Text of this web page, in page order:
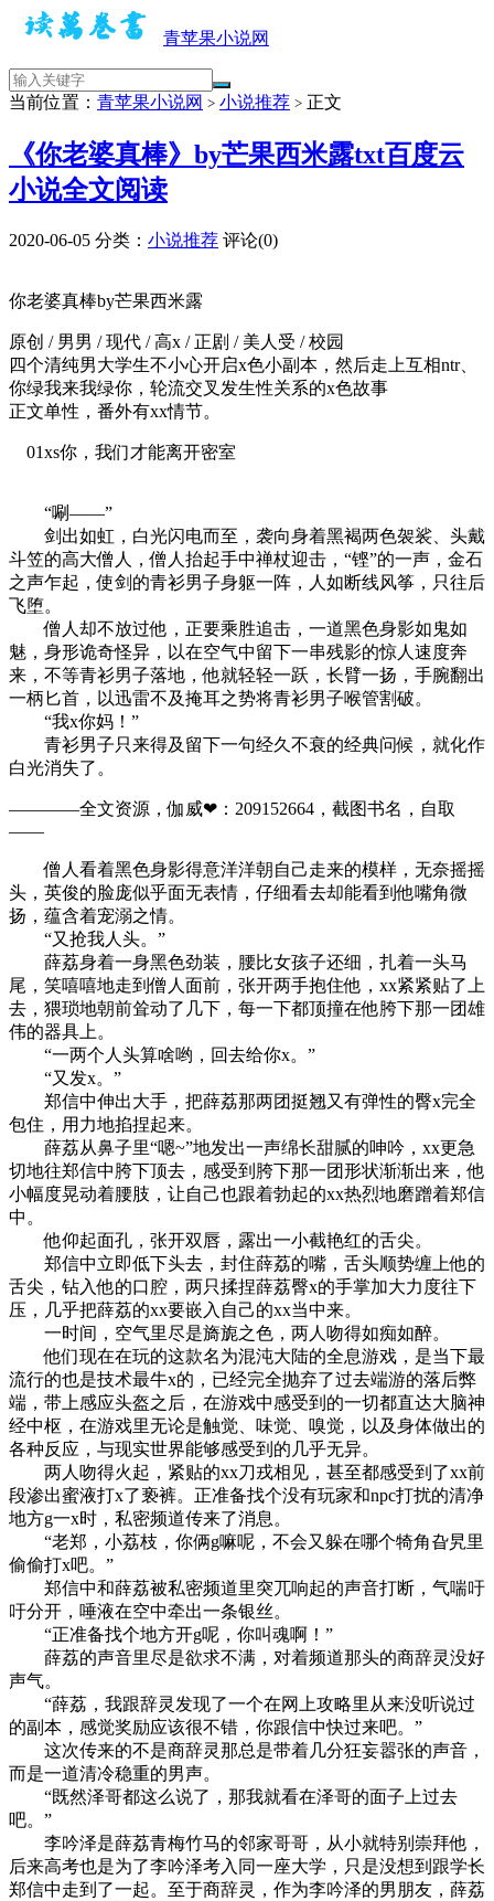
青苹果小说网
当前位置： 青苹果小说网 > 小说推荐 > 正文
《你老婆真棒》by芒果西米露txt百度云
小说全文阅读
2020-06-05 分类： 小说推荐 评论(0)
你老婆真棒by芒果西米露
原创 / 男男 / 现代 / 高x / 正剧 / 美人受 / 校园
四个清纯男大学生不小心开启x色小副本，然后走上互相ntr、
你绿我来我绿你，轮流交叉发生性关系的x色故事
正文单性，番外有xx情节。
01xs你，我们才能离开密室
“唰——”
剑出如虹，白光闪电而至，袭向身着黑褐两色袈裟、头戴
斗笠的高大僧人，僧人抬起手中禅杖迎击，“铿”的一声，金石
之声乍起，使剑的青衫男子身躯一阵，人如断线风筝，只往后
飞堕。
僧人却不放过他，正要乘胜追击，一道黑色身影如鬼如
魅，身形诡奇怪异，以在空气中留下一串残影的惊人速度奔
来，不等青衫男子落地，他就轻轻一跃，长臂一扬，手腕翻出
一柄匕首，以迅雷不及掩耳之势将青衫男子喉管割破。
“我x你妈！”
青衫男子只来得及留下一句经久不衰的经典问候，就化作
白光消失了。
————全文资源，伽威❤：209152664，截图书名，自取
——
僧人看着黑色身影得意洋洋朝自己走来的模样，无奈摇摇
头，英俊的脸庞似乎面无表情，仔细看去却能看到他嘴角微
扬，蕴含着宠溺之情。
“又抢我人头。”
薛荔身着一身黑色劲装，腰比女孩子还细，扎着一头马
尾，笑嘻嘻地走到僧人面前，张开两手抱住他，xx紧紧贴了上
去，猥琐地朝前耸动了几下，每一下都顶撞在他胯下那一团雄
伟的器具上。
“一两个人头算啥哟，回去给你x。”
“又发x。”
郑信中伸出大手，把薛荔那两团挺翘又有弹性的臀x完全
包住，用力地掐捏起来。
薛荔从鼻子里“嗯~”地发出一声绵长甜腻的呻吟，xx更急
切地往郑信中胯下顶去，感受到胯下那一团形状渐渐出来，他
小幅度晃动着腰肢，让自己也跟着勃起的xx热烈地磨蹭着郑信
中。
他仰起面孔，张开双唇，露出一小截艳红的舌尖。
郑信中立即低下头去，封住薛荔的嘴，舌头顺势缠上他的
舌尖，钻入他的口腔，两只揉捏薛荔臀x的手掌加大力度往下
压，几乎把薛荔的xx要嵌入自己的xx当中来。
一时间，空气里尽是旖旎之色，两人吻得如痴如醉。
他们现在在玩的这款名为混沌大陆的全息游戏，是当下最
流行的也是技术最牛x的，已经完全抛弃了过去端游的落后弊
端，带上感应头盔之后，在游戏中感受到的一切都直达大脑神
经中枢，在游戏里无论是触觉、味觉、嗅觉，以及身体做出的
各种反应，与现实世界能够感受到的几乎无异。
两人吻得火起，紧贴的xx刀戎相见，甚至都感受到了xx前
段渗出蜜液打x了亵裤。正准备找个没有玩家和npc打扰的清净
地方g一x时，私密频道传来了消息。
“老郑，小荔枝，你俩g嘛呢，不会又躲在哪个犄角旮旯里
偷偷打x吧。”
郑信中和薛荔被私密频道里突兀响起的声音打断，气喘吁
吁分开，唾液在空中牵出一条银丝。
“正准备找个地方开g呢，你叫魂啊！”
薛荔的声音里尽是欲求不满，对着频道那头的商辞灵没好
声气。
“薛荔，我跟辞灵发现了一个在网上攻略里从来没听说过
的副本，感觉奖励应该很不错，你跟信中快过来吧。”
这次传来的不是商辞灵那总是带着几分狂妄嚣张的声音，
而是一道清冷稳重的男声。
“既然泽哥都这么说了，那我就看在泽哥的面子上过去
吧。”
李吟泽是薛荔青梅竹马的邻家哥哥，从小就特别崇拜他，
后来高考也是为了李吟泽考入同一座大学，只是没想到跟学长
郑信中走到了一起。至于商辞灵，作为李吟泽的男朋友，薛荔